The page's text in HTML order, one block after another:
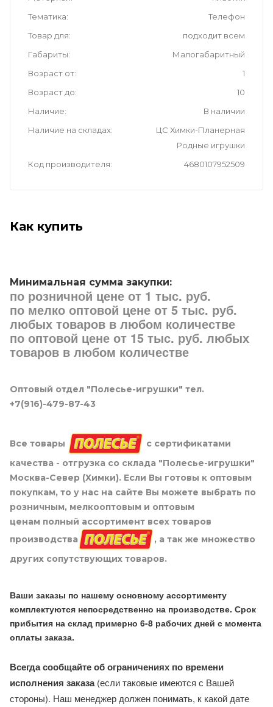
Тематика
Телефон
Товар для
подходит всем
Габариты
Малогабаритный
Возраст от
1
Возраст до
10
Наличие
В наличии
Наличие на складах
ЦС Химки-Планерная
Родные игрушки
Код производителя
4680107952509
Как купить
Минимальная сумма закупки:
по розничной цене от 1 тыс. руб.
по мелко оптовой цене от 5 тыс. руб.
любых товаров в любом количестве
по оптовой цене от 15 тыс. руб. любых
товаров в любом количестве
Оптовый отдел "Полесье-игрушки" тел.
+7(916)-479-87-43
Все товары
с сертификатами
качества - отгрузка со склада "Полесье-игрушки"
Москва-Север (Химки). Если Вы готовы к оптовым
покупкам, то у нас на сайте Вы можете выбрать по
розничным, мелкооптовым и оптовым
ценам полный ассортимент всех товаров
производства
, а так же множество
других сопутствующих товаров.
Ваши заказы по нашему основному ассортименту
комплектуются непосредственно на производстве. Срок
прибытия на склад примерно 6-8 рабочих дней с момента
оплаты заказа.
Всегда сообщайте об ограничениях по времени
исполнения заказа(если таковые имеются с Вашей
стороны). Наш менеджер должен понимать, к какой дате